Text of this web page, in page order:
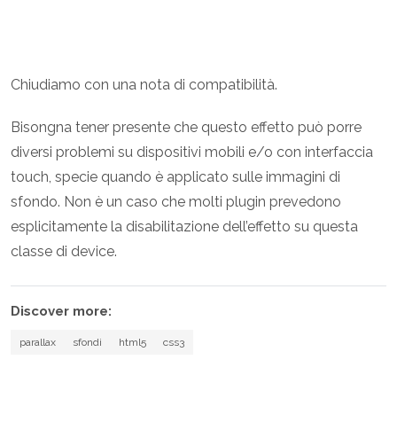
Chiudiamo con una nota di compatibilità.
Bisongna tener presente che questo effetto può porre
diversi problemi su dispositivi mobili e/o con interfaccia
touch, specie quando è applicato sulle immagini di
sfondo. Non è un caso che molti plugin prevedono
esplicitamente la disabilitazione dell’effetto su questa
classe di device.
Discover more:
parallax sfondi html5 css3